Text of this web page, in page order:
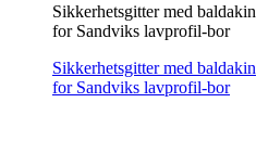
Sikkerhetsgitter med baldakin
for Sandviks lavprofil-bor
Sikkerhetsgitter med baldakin
for Sandviks lavprofil-bor